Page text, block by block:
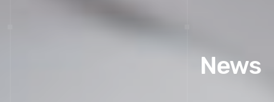
News